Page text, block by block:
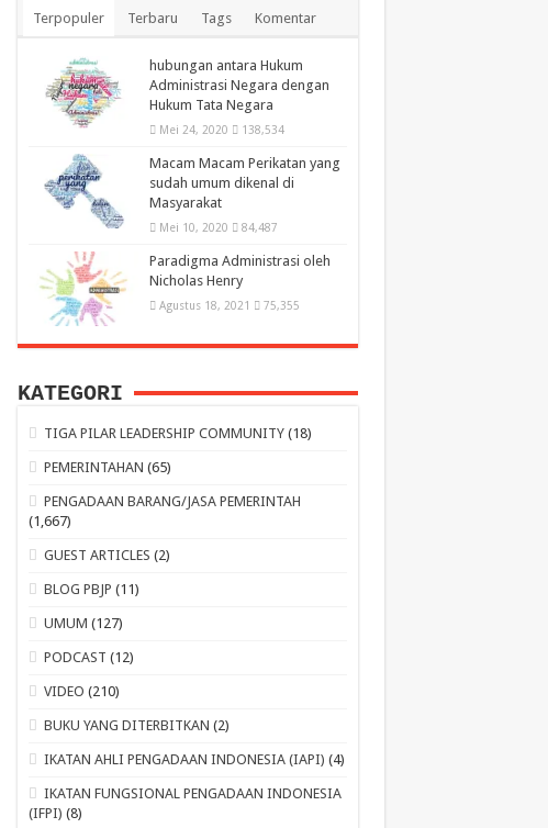
Terpopuler Terbaru Tags Komentar
hubungan antara Hukum
Administrasi Negara dengan
Hukum Tata Negara
Mei 24, 2020 138,534
Macam Macam Perikatan yang
sudah umum dikenal di
Masyarakat
Mei 10, 2020 84,487
Paradigma Administrasi oleh
Nicholas Henry
Agustus 18, 2021 75,355
KATEGORI
TIGA PILAR LEADERSHIP COMMUNITY (18)
PEMERINTAHAN (65)
PENGADAAN BARANG/JASA PEMERINTAH
(1,667)
GUEST ARTICLES (2)
BLOG PBJP (11)
UMUM (127)
PODCAST (12)
VIDEO (210)
BUKU YANG DITERBITKAN (2)
IKATAN AHLI PENGADAAN INDONESIA (IAPI) (4)
IKATAN FUNGSIONAL PENGADAAN INDONESIA
(IFPI) (8)